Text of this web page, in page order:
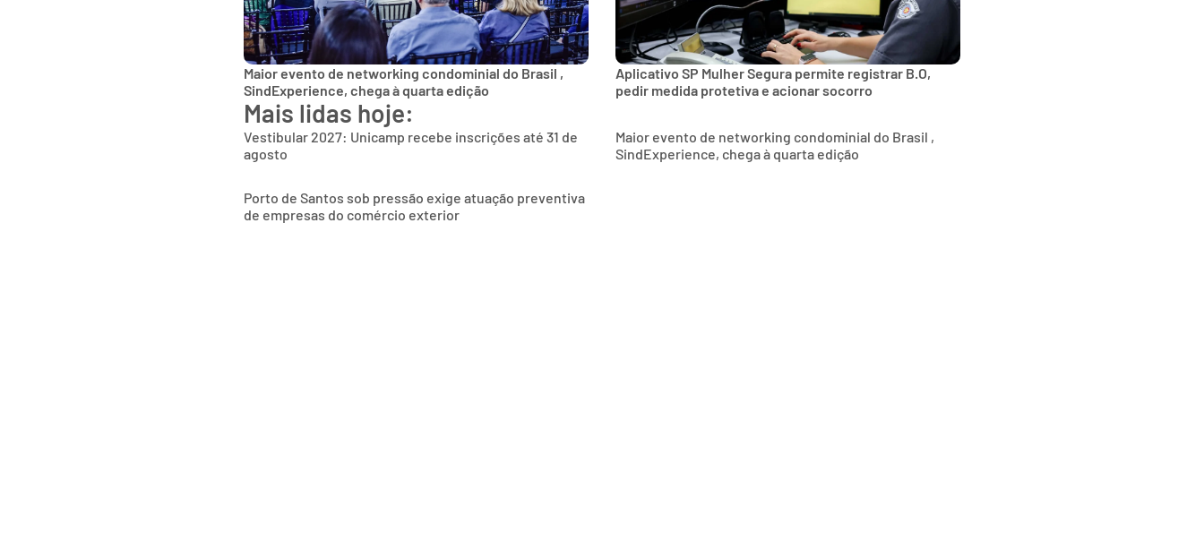
Maior evento de networking condominial do Brasil ,
SindExperience, chega à quarta edição
Aplicativo SP Mulher Segura permite registrar B.O,
pedir medida protetiva e acionar socorro
Mais lidas hoje:
Vestibular 2027: Unicamp recebe inscrições até 31 de
agosto
Maior evento de networking condominial do Brasil ,
SindExperience, chega à quarta edição
Porto de Santos sob pressão exige atuação preventiva
de empresas do comércio exterior